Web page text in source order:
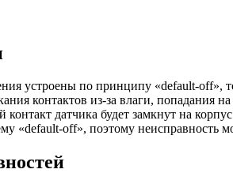
устроены по принципу «default-off»,
контактов из-за влаги, попадания
датчика будет замкнут на
«default-off», поэтому неисправность